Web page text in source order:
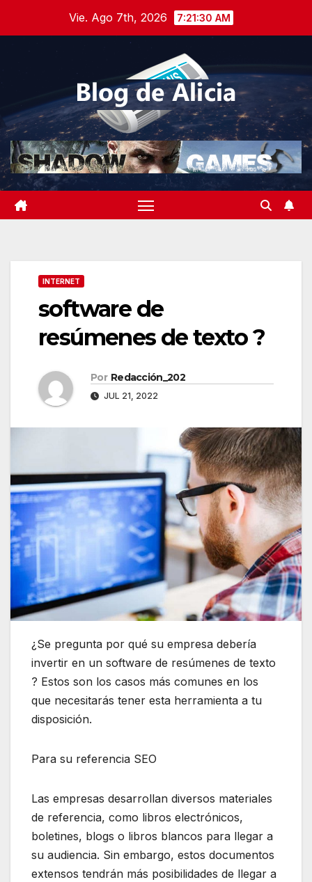
Vie. Ago 7th, 2026 7:21:31 AM
INTERNET
software de
resúmenes de texto ?
Por Redacción_202
JUL 21, 2022
¿Se pregunta por qué su empresa debería
invertir en un software de resúmenes de texto
? Estos son los casos más comunes en los
que necesitarás tener esta herramienta a tu
disposición.
Para su referencia SEO
Las empresas desarrollan diversos materiales
de referencia, como libros electrónicos,
boletines, blogs o libros blancos para llegar a
su audiencia. Sin embargo, estos documentos
extensos tendrán más posibilidades de llegar a